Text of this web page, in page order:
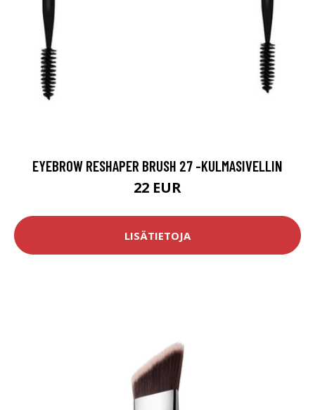
EYEBROW RESHAPER BRUSH 27 -KULMASIVELLIN
22 EUR
LISÄTIETOJA